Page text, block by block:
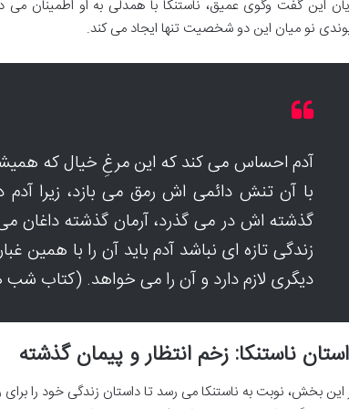
این گفت وگوی عمیق، ناستنکا با همدلی به او اطمینان
نو میان این دو شخصیت تنها ایجاد می کند.
آدم احساس می کند که این مرغِ خیال که
با آن تنش دائمی اش رمق می بازد، زیرا
گذشته اش در می گذرد، آرمان گذشته داغان
زندگی تازه ای نباشد آدم باید آن را با همین
دیگری لازم دارد و آن را می خواهد. (کتاب شب
ناستنکا: زخم انتظار و پیمان گذشته
این بخش، نوبت به ناستنکا می رسد تا داستان زندگی خود را برای